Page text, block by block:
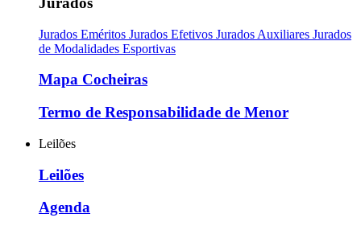
Jurados Eméritos Jurados Efetivos Jurados Auxiliares Jurados
de Modalidades Esportivas
Mapa Cocheiras
Termo de Responsabilidade de Menor
Leilões
Leilões
Agenda